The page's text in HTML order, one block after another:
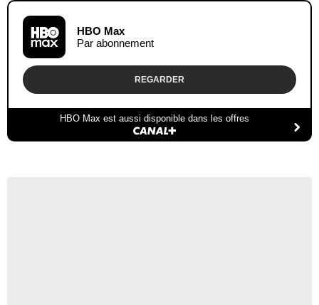
HBO Max
Par abonnement
REGARDER
HBO Max est aussi disponible dans les offres